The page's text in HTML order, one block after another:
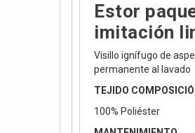
Estor
imitación
Visillo ignífugo de
permanente al lavado
TEJIDO
100% Poliéster